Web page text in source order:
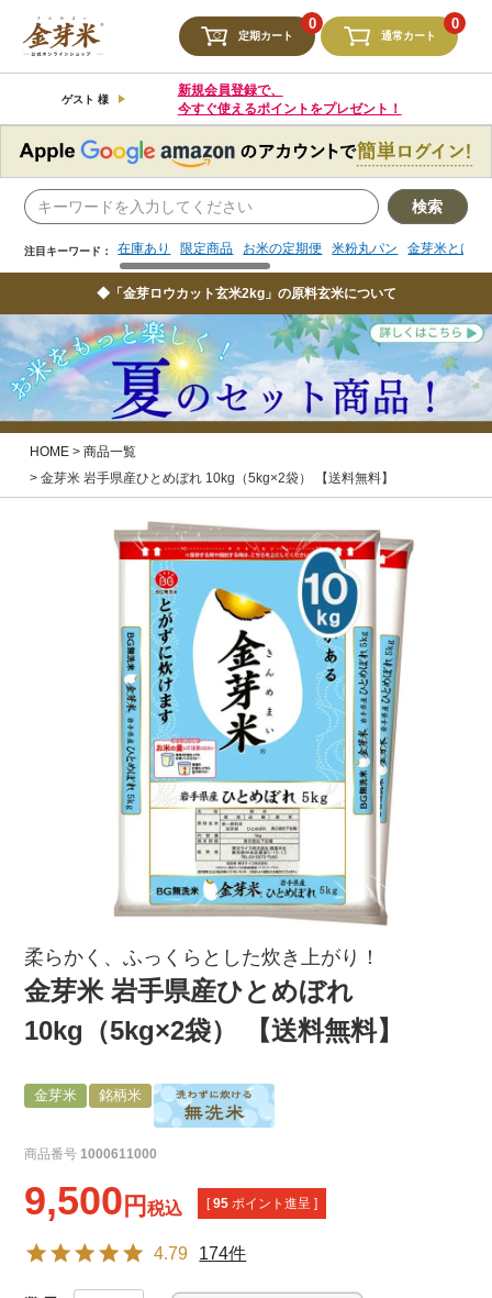
定期カート
0
通常カート
0
ゲスト 様
新規会員登録で、
今すぐ使えるポイントをプレゼント！
検索
注目キーワード： 在庫あり 限定商品 お米の定期便 米粉丸パン 金芽米とは
注目キーワード： 限定商品 お米の定期便 米粉丸パン 金芽米とは
◆「金芽ロウカット玄米2kg」の原料玄米について
HOME
商品一覧
金芽米 岩手県産ひとめぼれ 10kg（5kg×2袋） 【送料無料】
柔らかく、ふっくらとした炊き上がり！
金芽米 岩手県産ひとめぼれ
10kg（5kg×2袋） 【送料無料】
金芽米 銘柄米
商品番号 1000611000
9,500 税込 [ 95 ポイント進呈 ]
4.79 174件